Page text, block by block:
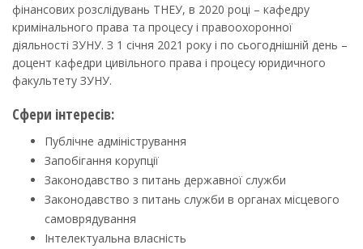
фінансових розслідувань ТНЕУ, в 2020 році – кафедру
кримінального права та процесу і правоохоронної
діяльності ЗУНУ. З 1 січня 2021 року і по сьогоднішній день –
доцент кафедри цивільного права і процесу юридичного
факультету ЗУНУ.
Сфери інтересів:
Публічне адміністрування
Запобігання корупції
Законодавство з питань державної служби
Законодавство з питань служби в органах місцевого
самоврядування
Інтелектуальна власність